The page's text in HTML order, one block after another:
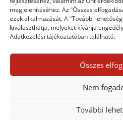
megjelenítéséhez. Az "Összes
ezek alkalmazását. A "További
kiválaszthatja, melyeket kívánja
Adatkezelési tájékoztatóban található.
Összes
Nem
További
Készíts magadnak lookup
FOTÓKÖNYV- […] Fotóeffekt –
említettem, hogy további
Color Lookup korrekciós
Egy hozzászólás
Hozzászólás küldéséhezbe kell